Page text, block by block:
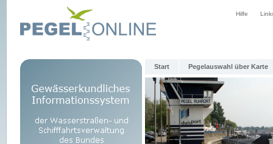
Hilfe
Start Pegelauswahl über Karte